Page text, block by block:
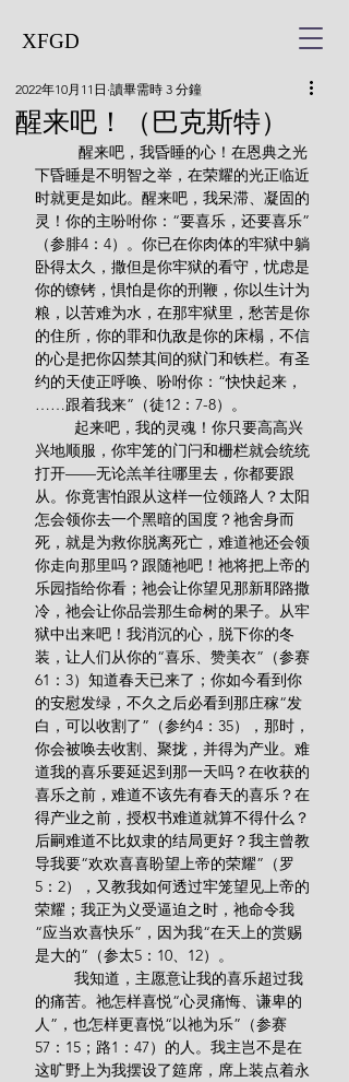
XFGD
醒来吧！（巴克斯特）
2022年10月11日 讀畢需時 3 分鐘
下昏睡是不明智之举，在荣耀的光正临近
时就更是如此。醒来吧，我呆滞、凝固的
灵！你的主吩咐你：“要喜乐，还要喜乐”
（参腓4：4）。你已在你肉体的牢狱中躺
卧得太久，撒但是你牢狱的看守，忧虑是
你的镣铐，惧怕是你的刑鞭，你以生计为
粮，以苦难为水，在那牢狱里，愁苦是你
的住所，你的罪和仇敌是你的床榻，不信
的心是把你囚禁其间的狱门和铁栏。有圣
约的天使正呼唤、吩咐你：“快快起来，
……跟着我来”（徒12：7-8）。
兴地顺服，你牢笼的门闩和栅栏就会统统
打开——无论羔羊往哪里去，你都要跟
从。你竟害怕跟从这样一位领路人？太阳
怎会领你去一个黑暗的国度？祂舍身而
死，就是为救你脱离死亡，难道祂还会领
你走向那里吗？跟随祂吧！祂将把上帝的
乐园指给你看；祂会让你望见那新耶路撒
冷，祂会让你品尝那生命树的果子。从牢
狱中出来吧！我消沉的心，脱下你的冬
装，让人们从你的“喜乐、赞美衣”（参赛
61：3）知道春天已来了；你如今看到你
的安慰发绿，不久之后必看到那庄稼“发
白，可以收割了”（参约4：35），那时，
你会被唤去收割、聚拢，并得为产业。难
道我的喜乐要延迟到那一天吗？在收获的
喜乐之前，难道不该先有春天的喜乐？在
得产业之前，授权书难道就算不得什么？
后嗣难道不比奴隶的结局更好？我主曾教
导我要“欢欢喜喜盼望上帝的荣耀”（罗
5：2），又教我如何透过牢笼望见上帝的
荣耀；我正为义受逼迫之时，祂命令我
“应当欢喜快乐”，因为我“在天上的赏赐
是大的”（参太5：10、12）。
的痛苦。祂怎样喜悦“心灵痛悔、谦卑的
人”，也怎样更喜悦“以祂为乐”（参赛
57：15；路1：47）的人。我主岂不是在
这旷野上为我摆设了筵席，席上装点着永